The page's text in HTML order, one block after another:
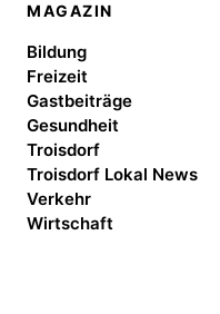
MAGAZIN
Bildung
Freizeit
Gastbeiträge
Gesundheit
Troisdorf
Troisdorf Lokal News
Verkehr
Wirtschaft